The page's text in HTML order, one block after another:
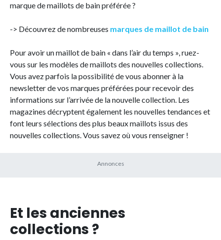
marque de maillots de bain préférée ?
-> Découvrez de nombreuses marques de maillot de bain
Pour avoir un maillot de bain « dans l’air du temps », ruez-
vous sur les modèles de maillots des nouvelles collections.
Vous avez parfois la possibilité de vous abonner à la
newsletter de vos marques préférées pour recevoir des
informations sur l’arrivée de la nouvelle collection. Les
magazines décryptent également les nouvelles tendances et
font leurs sélections des plus beaux maillots issus des
nouvelles collections. Vous savez où vous renseigner !
Et les anciennes
collections ?